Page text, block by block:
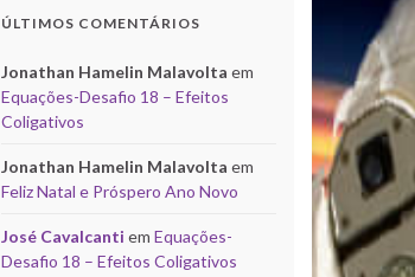
ÚLTIMOS COMENTÁRIOS
Jonathan Hamelin Malavolta em
Equações-Desafio 18 – Efeitos
Coligativos
Jonathan Hamelin Malavolta em
Feliz Natal e Próspero Ano Novo
José Cavalcanti em Equações-
Desafio 18 – Efeitos Coligativos